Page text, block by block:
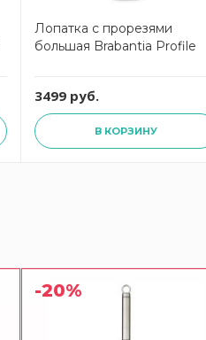
Лопатка с прорезями
большая Brabantia Profile
3499 руб.
В КОРЗИНУ
-20%